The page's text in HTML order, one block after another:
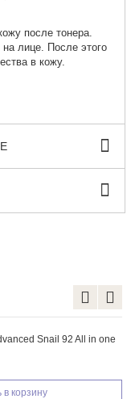
после тонера.
на лице. После этого
в кожу.
Snail 92 All in one
корзину